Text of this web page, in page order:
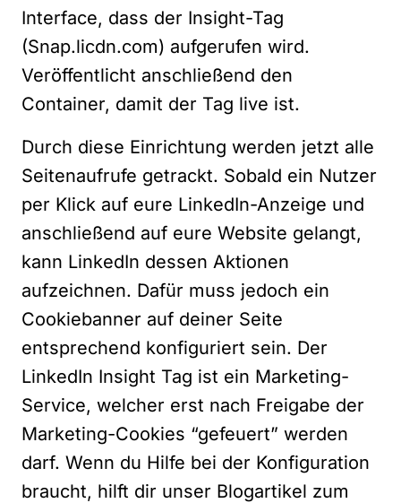
Interface, dass der Insight-Tag
(Snap.licdn.com) aufgerufen wird.
Veröffentlicht anschließend den
Container, damit der Tag live ist.
Durch diese Einrichtung werden jetzt alle
Seitenaufrufe getrackt. Sobald ein Nutzer
per Klick auf eure LinkedIn-Anzeige und
anschließend auf eure Website gelangt,
kann LinkedIn dessen Aktionen
aufzeichnen. Dafür muss jedoch ein
Cookiebanner auf deiner Seite
entsprechend konfiguriert sein. Der
LinkedIn Insight Tag ist ein Marketing-
Service, welcher erst nach Freigabe der
Marketing-Cookies “gefeuert” werden
darf. Wenn du Hilfe bei der Konfiguration
braucht, hilft dir unser Blogartikel zum